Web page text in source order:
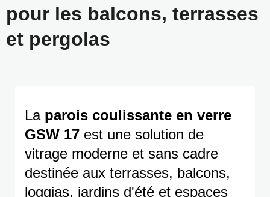
pour les balcons, terrasses
et pergolas
La parois coulissante en verre
GSW 17 est une solution de
vitrage moderne et sans cadre
destinée aux terrasses, balcons,
loggias, jardins d'été et espaces